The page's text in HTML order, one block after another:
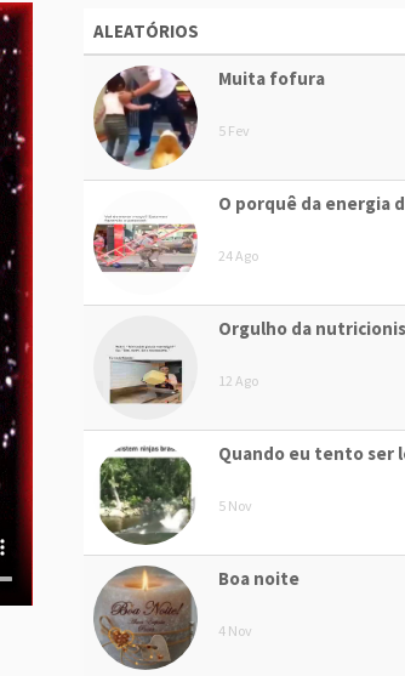
ALEATÓRIOS
Muita fofura
5 Fev
O porquê da energia
24 Ago
Orgulho da
12 Ago
Quando eu tento ser
5 Nov
Boa noite
4 Nov